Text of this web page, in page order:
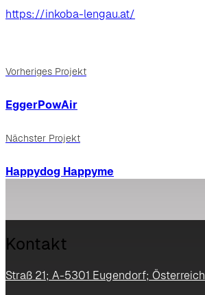
https://inkoba-lengau.at/
Vorheriges Projekt
EggerPowAir
Nächster Projekt
Happydog Happyme
Kontakt
Straß 21; A-5301 Eugendorf; Österreich